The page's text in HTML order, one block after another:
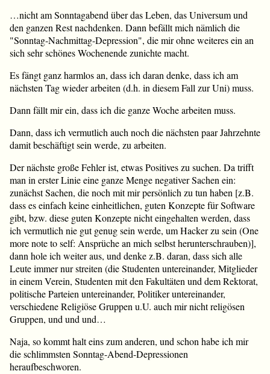
…nicht am Sonntagabend über das Leben, das Universum und
den ganzen Rest nachdenken. Dann befällt mich nämlich die
"Sonntag-Nachmittag-Depression", die mir ohne weiteres ein an
sich sehr schönes Wochenende zunichte macht.
Es fängt ganz harmlos an, dass ich daran denke, dass ich am
nächsten Tag wieder arbeiten (d.h. in diesem Fall zur Uni) muss.
Dann fällt mir ein, dass ich die ganze Woche arbeiten muss.
Dann, dass ich vermutlich auch noch die nächsten paar Jahrzehnte
damit beschäftigt sein werde, zu arbeiten.
Der nächste große Fehler ist, etwas Positives zu suchen. Da trifft
man in erster Linie eine ganze Menge negativer Sachen ein:
zunächst Sachen, die noch mit mir persönlich zu tun haben [z.B.
dass es einfach keine einheitlichen, guten Konzepte für Software
gibt, bzw. diese guten Konzepte nicht eingehalten werden, dass
ich vermutlich nie gut genug sein werde, um Hacker zu sein (One
more note to self: Ansprüche an mich selbst herunterschrauben)],
dann hole ich weiter aus, und denke z.B. daran, dass sich alle
Leute immer nur streiten (die Studenten untereinander, Mitglieder
in einem Verein, Studenten mit den Fakultäten und dem Rektorat,
politische Parteien untereinander, Politiker untereinander,
verschiedene Religiöse Gruppen u.U. auch mir nicht religösen
Gruppen, und und und…
Naja, so kommt halt eins zum anderen, und schon habe ich mir
die schlimmsten Sonntag-Abend-Depressionen
heraufbeschworen.